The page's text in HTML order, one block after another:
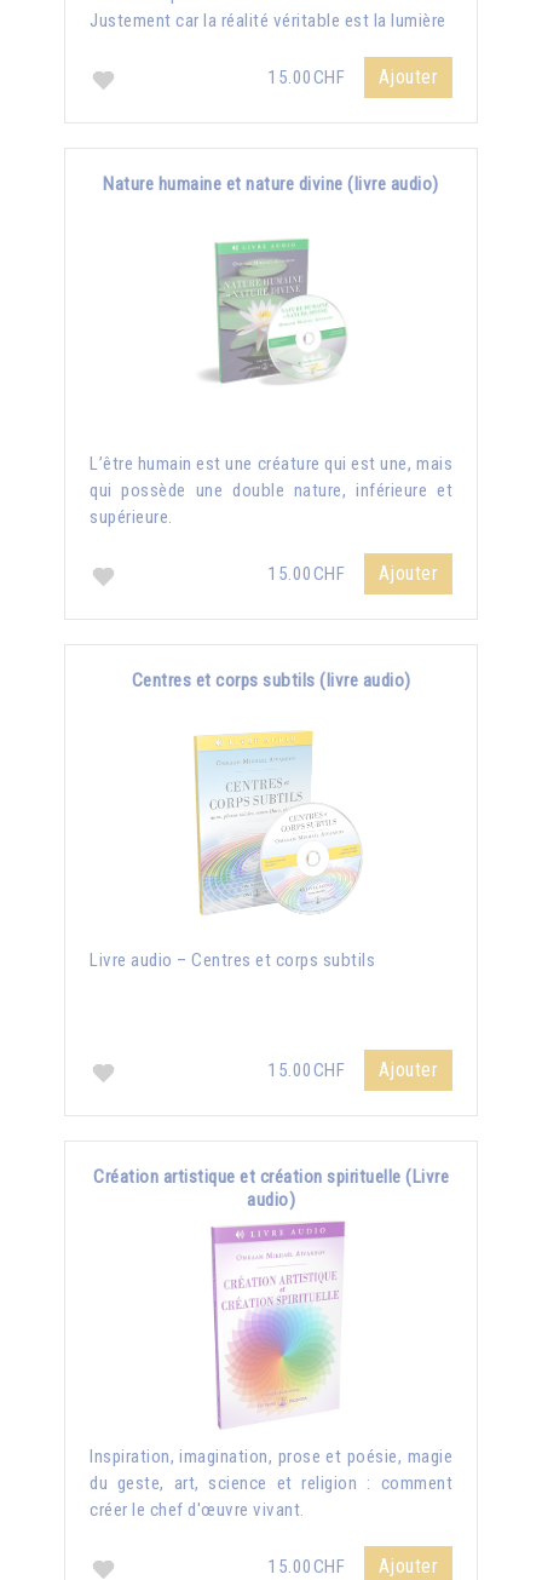
Justement car la réalité véritable est la lumière
15.00CHF Ajouter
Nature humaine et nature divine (livre audio)
L’être humain est une créature qui est une, mais
qui possède une double nature, inférieure et
supérieure.
15.00CHF Ajouter
Centres et corps subtils (livre audio)
Livre audio – Centres et corps subtils
15.00CHF Ajouter
Création artistique et création spirituelle (Livre
audio)
Inspiration, imagination, prose et poésie, magie
du geste, art, science et religion : comment
créer le chef d'œuvre vivant.
15.00CHF Ajouter